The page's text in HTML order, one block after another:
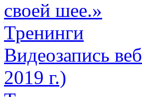
своей шее.»
Тренинги
Видеозапись
2019 г.)